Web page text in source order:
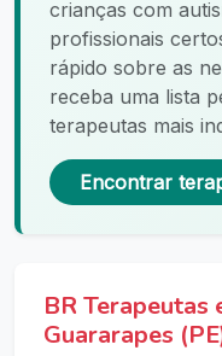
crianças com
profissionais
rápido sobre as
receba uma lista
terapeutas mais
Encontrar
BR Terapeutas
Guararapes